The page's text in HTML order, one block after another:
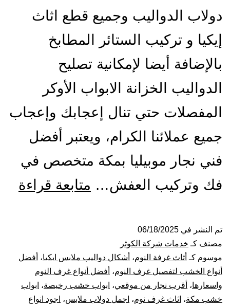
دولاب الدواليب وجميع قطع اثاث
إيكيا و تركيب الستائر المطابخ
بالإضافة أيضا لإمكانية تصليح
الدواليب الخزانة الابواب الأوكر
المفصلات حتي تنال إعجابك وإعجاب
جميع عملائنا الكرام، ويعتبر أفضل
فني نجار موبيليا بمكة متخصص في
فك وتركيب العفش… متابعة قراءة
تم النشر في 06/18/2025
مصنف كـ خدمات شركة الكوثر
موسوم كـ أثاث غرفة النوم، أشكال دواليب ملابس ايكيا، أفضل
أنواع الخشب لتفصيل غرف النوم، أفضل أنواع غرف النوم
واسعارها، أقرب نجار من موقعي، ابواب خشب رخيصة، ابواب
خشب مكة، اثاث غرف نوم، اجمل دولاب ملابس، اجود انواع